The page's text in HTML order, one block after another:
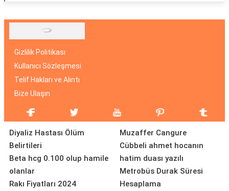
Gizlilik Politikası
Kullanıcı Sözleşmesi
Telif Hakları ve Alıntı
Bize Ulaşın
Diyaliz Hastası Ölüm
Belirtileri
Beta hcg 0.100 olup hamile
olanlar
Rakı Fiyatları 2024
Muzaffer Cangure
Cübbeli ahmet hocanın
hatim duası yazılı
Metrobüs Durak Süresi
Hesaplama